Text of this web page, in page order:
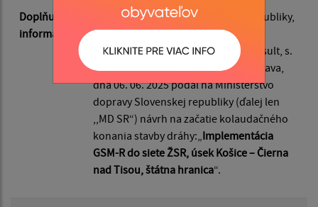
Doplňujúce
informácie
Stavebník, Železnice Slovenskej republiky,
Klemensova 8, 813 61 Bratislava, v
zastúpení spoločnosťou DIPRO Consult, s.
r. o., Štefanovičova 14, 811 04 Bratislava,
dňa 06. 06. 2025 podal na Ministerstvo
dopravy Slovenskej republiky (ďalej len
,,MD SR“) návrh na začatie kolaudačného
konania stavby dráhy:„Implementácia
GSM-R do siete ŽSR, úsek Košice – Čierna
nad Tisou, štátna hranica“.